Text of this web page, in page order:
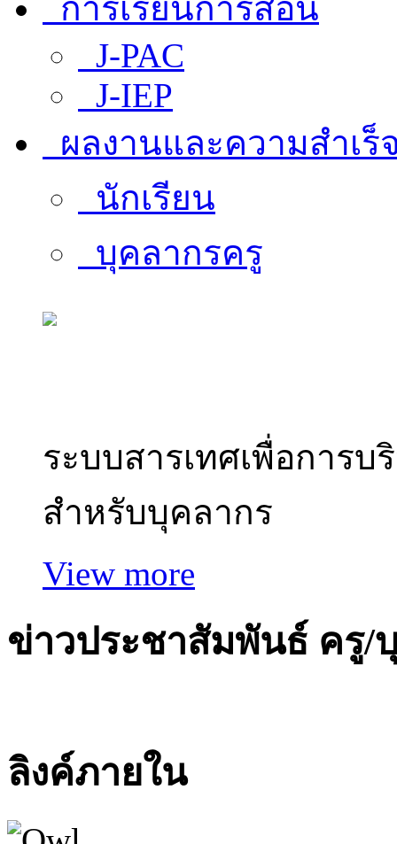
การเรียนการสอน
J-PAC
J-IEP
ผลงานและความสำเร็
นักเรียน
บุคลากรครู
ระบบสารเทศเพื่อการบ
สำหรับบุคลากร
View more
ข่าวประชาสัมพันธ์ ครู/
ลิงค์ภายใน